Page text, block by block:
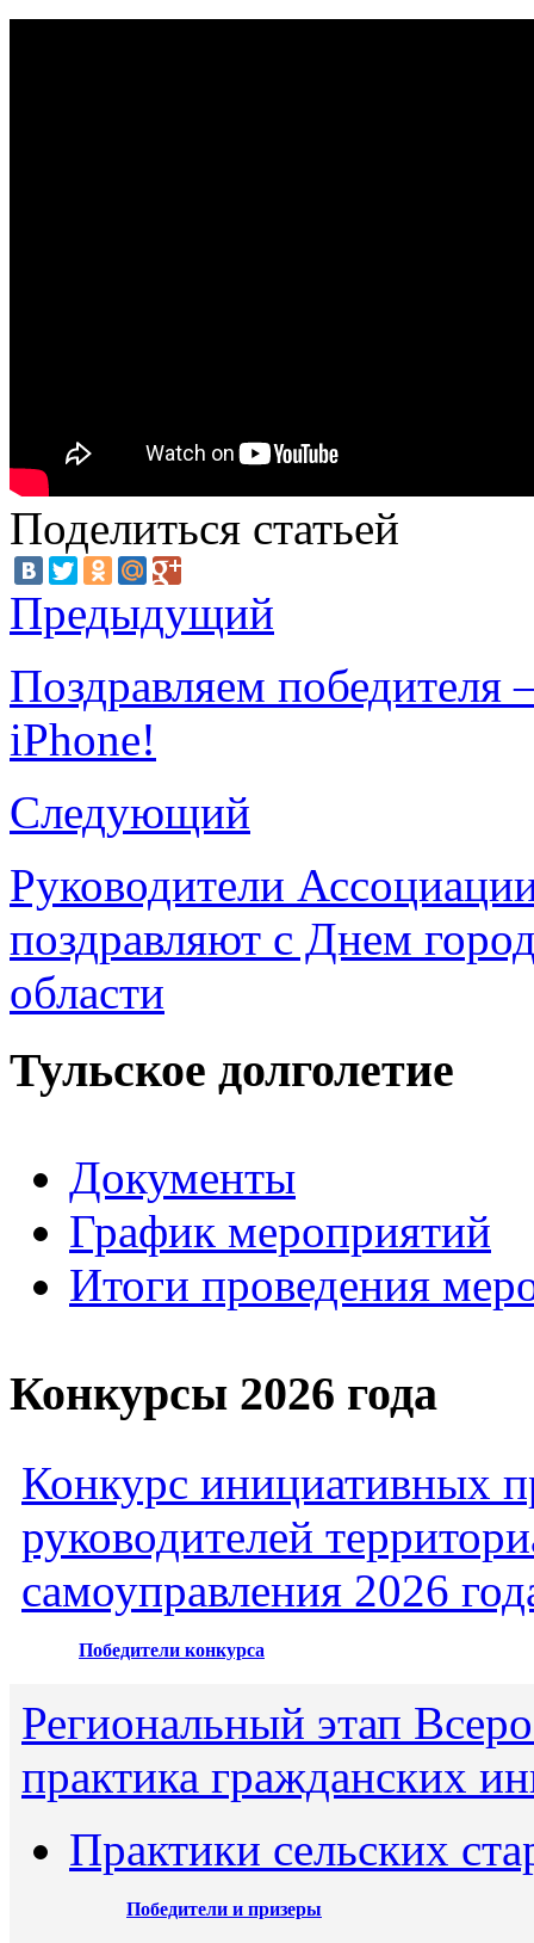
Поделиться статьей
Предыдущий
Поздравляем победителя
iPhone!
Следующий
Руководители
поздравляют с Днем
области
Тульское долголетие
Документы
График мероприятий
Итоги проведения
Конкурсы 2026 года
Конкурс инициативных
руководителей
самоуправления 2026
Победители конкурса
Региональный этап
практика гражданских
Практики сельских
Победители и призеры